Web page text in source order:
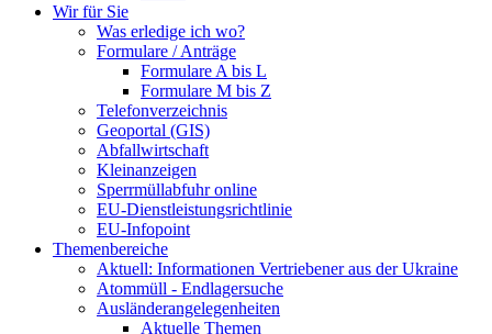
Wir für Sie
Was erledige ich wo?
Formulare / Anträge
Formulare A bis L
Formulare M bis Z
Telefonverzeichnis
Geoportal (GIS)
Abfallwirtschaft
Kleinanzeigen
Sperrmüllabfuhr online
EU-Dienstleistungsrichtlinie
EU-Infopoint
Themenbereiche
Aktuell: Informationen Vertriebener aus der Ukraine
Atommüll - Endlagersuche
Ausländerangelegenheiten
Aktuelle Themen